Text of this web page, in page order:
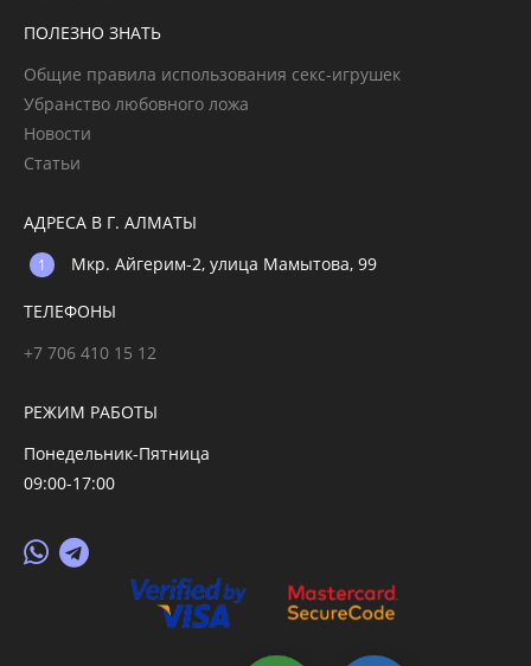
ПОЛЕЗНО ЗНАТЬ
Общие правила использования секс-игрушек
Убранство любовного ложа
Новости
Статьи
АДРЕСА В Г. АЛМАТЫ
Мкр. Айгерим-2, улица Мамытова, 99
ТЕЛЕФОНЫ
+7 706 410 15 12
РЕЖИМ РАБОТЫ
Понедельник-Пятница
09:00-17:00